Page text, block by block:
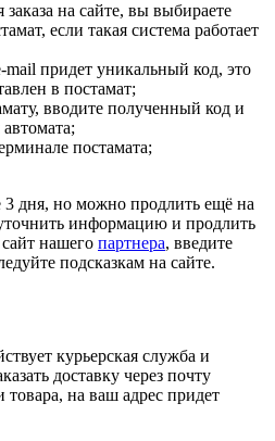
на сайте, вы выбираете
если такая система работает
придет уникальный код, это
в постамат;
вводите полученный код и
постамата;
3 дня, но можно продлить ещё на
информацию и продлить
нашего партнера, введите
подсказкам на сайте.
курьерская служба и
доставку через почту
на ваш адрес придет